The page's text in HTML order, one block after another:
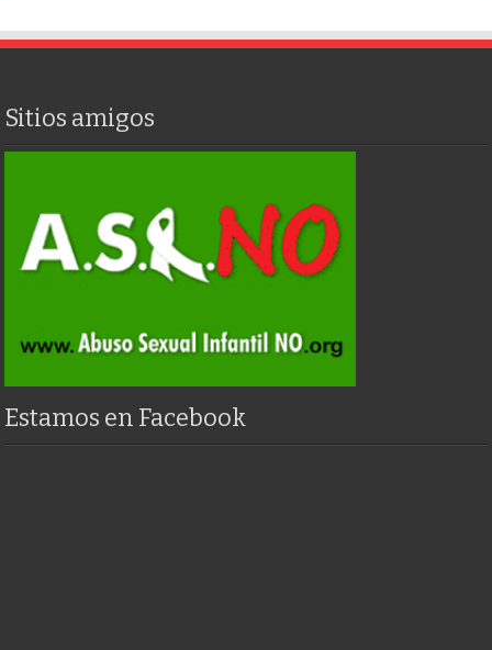
Sitios amigos
Estamos en Facebook